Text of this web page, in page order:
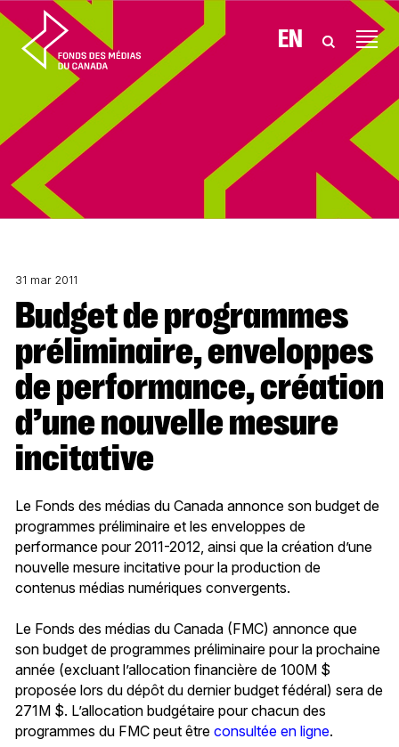
Aller au contenu EN
31 mar 2011
Budget de programmes
préliminaire, enveloppes
de performance, création
d’une nouvelle mesure
incitative
Le Fonds des médias du Canada annonce son budget de
programmes préliminaire et les enveloppes de
performance pour 2011-2012, ainsi que la création d’une
nouvelle mesure incitative pour la production de
contenus médias numériques convergents.
Le Fonds des médias du Canada (FMC) annonce que
son budget de programmes préliminaire pour la prochaine
année (excluant l’allocation financière de 100M $
proposée lors du dépôt du dernier budget fédéral) sera de
271M $. L’allocation budgétaire pour chacun des
programmes du FMC peut être consultée en ligne.